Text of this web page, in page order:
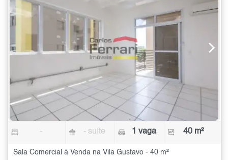
- - suíte 1 vaga 40 m²
Sala Comercial à Venda na Vila Gustavo - 40 m²